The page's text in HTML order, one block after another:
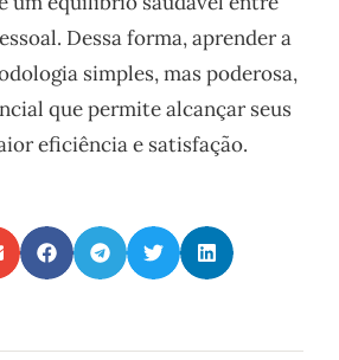
Dessa forma, aprender a
simples, mas poderosa,
que permite alcançar seus
eficiência e satisfação.